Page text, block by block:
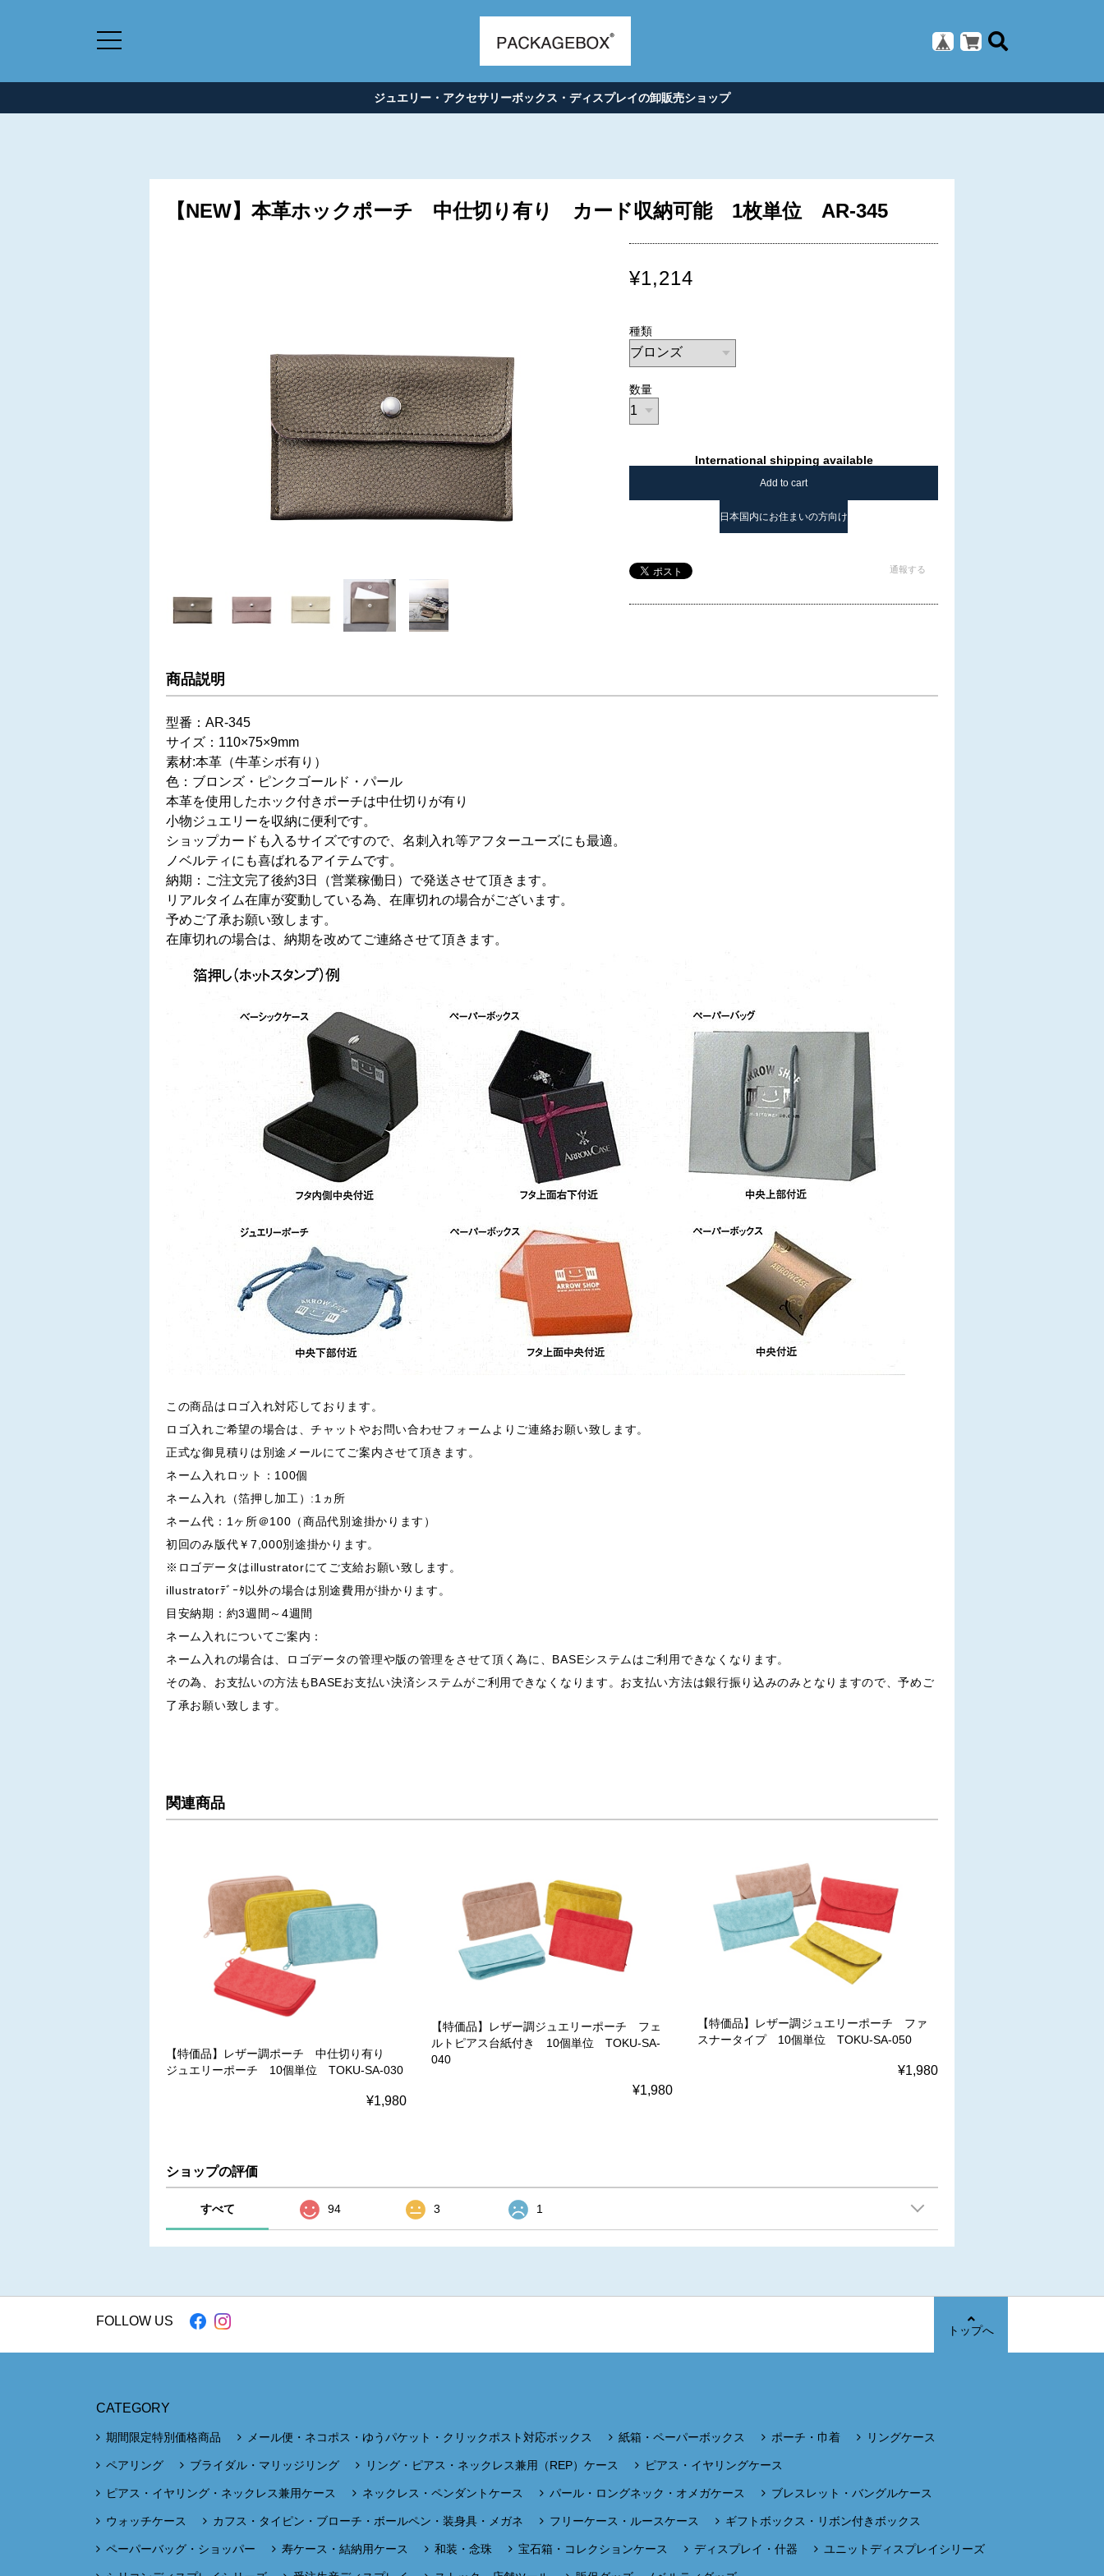
ジュエリー・アクセサリーボックス・ディスプレイの卸販売ショップ
【NEW】本革ホックポーチ 中仕切り有り カード収納可能 1枚単位 AR-345
¥1,214
種類
数量
International shipping available
Add to cart
日本国内にお住まいの方向け
通報する
商品説明
型番：AR-345
サイズ：110×75×9mm
素材:本革（牛革シボ有り）
色：ブロンズ・ピンクゴールド・パール
本革を使用したホック付きポーチは中仕切りが有り
小物ジュエリーを収納に便利です。
ショップカードも入るサイズですので、名刺入れ等アフターユーズにも最適。
ノベルティにも喜ばれるアイテムです。
納期：ご注文完了後約3日（営業稼働日）で発送させて頂きます。
リアルタイム在庫が変動している為、在庫切れの場合がございます。
予めご了承お願い致します。
在庫切れの場合は、納期を改めてご連絡させて頂きます。
この商品はロゴ入れ対応しております。
ロゴ入れご希望の場合は、チャットやお問い合わせフォームよりご連絡お願い致します。
正式な御見積りは別途メールにてご案内させて頂きます。
ネーム入れロット：100個
ネーム入れ（箔押し加工）:1ヵ所
ネーム代：1ヶ所＠100（商品代別途掛かります）
初回のみ版代￥7,000別途掛かります。
※ロゴデータはillustratorにてご支給お願い致します。
illustratorﾃﾞｰﾀ以外の場合は別途費用が掛かります。
目安納期：約3週間～4週間
ネーム入れについてご案内：
ネーム入れの場合は、ロゴデータの管理や版の管理をさせて頂く為に、BASEシステムはご利用できなくなります。
その為、お支払いの方法もBASEお支払い決済システムがご利用できなくなります。お支払い方法は銀行振り込みのみとなりますので、予めご
了承お願い致します。
関連商品
【特価品】レザー調ポーチ 中仕切り有り
ジュエリーポーチ 10個単位 TOKU-SA-030
¥1,980
【特価品】レザー調ジュエリーポーチ フェ
ルトピアス台紙付き 10個単位 TOKU-SA-
040
¥1,980
【特価品】レザー調ジュエリーポーチ ファ
スナータイプ 10個単位 TOKU-SA-050
¥1,980
ショップの評価
すべて 94 3 1
FOLLOW US
トップへ
CATEGORY
期間限定特別価格商品 メール便・ネコポス・ゆうパケット・クリックポスト対応ボックス 紙箱・ペーパーボックス ポーチ・巾着 リングケース
ペアリング ブライダル・マリッジリング リング・ピアス・ネックレス兼用（REP）ケース ピアス・イヤリングケース
ピアス・イヤリング・ネックレス兼用ケース ネックレス・ペンダントケース パール・ロングネック・オメガケース ブレスレット・バングルケース
ウォッチケース カフス・タイピン・ブローチ・ボールペン・装身具・メガネ フリーケース・ルースケース ギフトボックス・リボン付きボックス
ペーパーバッグ・ショッパー 寿ケース・結納用ケース 和装・念珠 宝石箱・コレクションケース ディスプレイ・什器 ユニットディスプレイシリーズ